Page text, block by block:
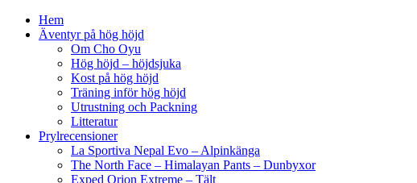
Hem
Äventyr på hög höjd
Om Cho Oyu
Hög höjd – höjdsjuka
Kost på hög höjd
Träning inför hög höjd
Utrustning och Packning
Litteratur
Prylrecensioner
La Sportiva Nepal Evo – Alpinkänga
The North Face – Himalayan Pants – Dunbyxor
Exped Orion Extreme – Tält